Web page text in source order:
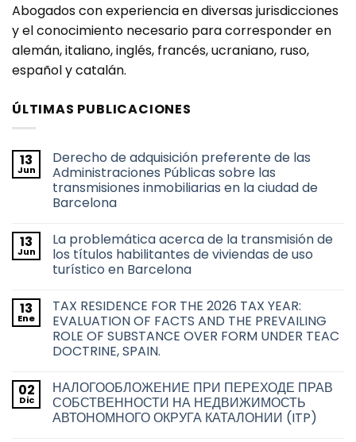
Abogados con experiencia en diversas jurisdicciones
y el conocimiento necesario para corresponder en
alemán, italiano, inglés, francés, ucraniano, ruso,
español y catalán.
ÚLTIMAS PUBLICACIONES
13
Jun
Derecho de adquisición preferente de las
Administraciones Públicas sobre las
transmisiones inmobiliarias en la ciudad de
Barcelona
comentarios
en
Derecho
de
de
las
Administraciones
Públicas
sobre
las
en
la
ciudad
de
Barcelona
13
Jun
La problemática acerca de la transmisión de
los títulos habilitantes de viviendas de uso
turístico en Barcelona
comentarios
en
La
problemática
acerca
de
de
los
títulos
habilitantes
13
Ene
TAX RESIDENCE FOR THE 2026 TAX YEAR:
EVALUATION OF FACTS AND THE PREVAILING
ROLE OF SUBSTANCE OVER FORM UNDER TEAC
DOCTRINE, SPAIN.
comentarios
en
TAX
RESIDENCE
02
Dic
НАЛОГООБЛОЖЕНИЕ ПРИ ПЕРЕХОДЕ ПРАВ
СОБСТВЕННОСТИ НА НЕДВИЖИМОСТЬ
АВТОНОМНОГО ОКРУГА КАТАЛОНИИ (ITP)